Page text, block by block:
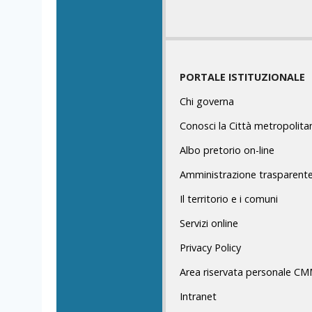
PORTALE ISTITUZIONALE
Chi governa
Conosci la Città
Albo pretorio on-line
Amministrazione trasparente
Il territorio e i comuni
Servizi online
Privacy Policy
Area riservata personale
Intranet